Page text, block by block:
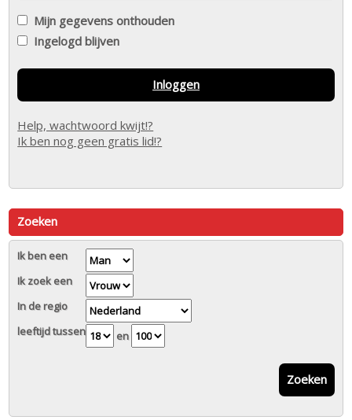
Mijn gegevens onthouden
Ingelogd blijven
Inloggen
Help, wachtwoord kwijt!?
Ik ben nog geen gratis lid!?
Zoeken
Ik ben een
Ik zoek een
In de regio
leeftijd tussen
en
Zoeken